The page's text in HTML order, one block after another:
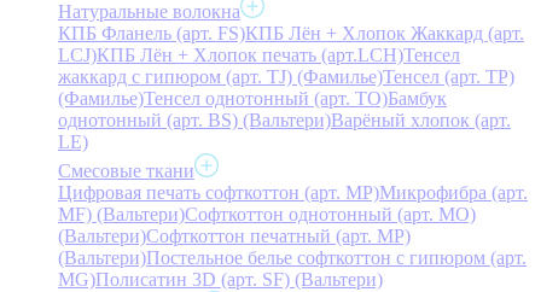
Натуральные волокна
КПБ Фланель (арт. FS)КПБ Лён + Хлопок Жаккард (арт.
LCJ)КПБ Лён + Хлопок печать (арт.LCH)Тенсел
жаккард с гипюром (арт. TJ) (Фамилье)Тенсел (арт. ТР)
(Фамилье)Тенсел однотонный (арт. TO)Бамбук
однотонный (арт. BS) (Вальтери)Варёный хлопок (арт.
LE)
Смесовые ткани
Цифровая печать софткоттон (арт. MP)Микрофибра (арт.
MF) (Вальтери)Софткоттон однотонный (арт. MO)
(Вальтери)Софткоттон печатный (арт. MР)
(Вальтери)Постельное белье софткоттон с гипюром (арт.
MG)Полисатин 3D (арт. SF) (Вальтери)